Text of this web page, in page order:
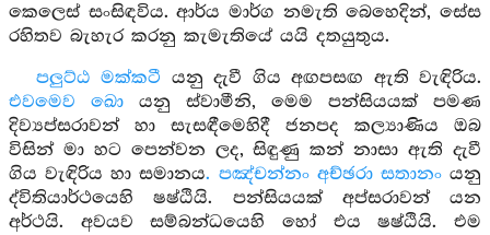
කෙලෙස් සංසිඳවිය. ආර්ය මාර්ග නමැති බෙහෙදින්, සේස
රහිතව බැහැර කරනු කැමැතියේ යයි දතයුතුය.
පලුට්ඨ මක්කටී යනු දැවී ගිය අඟපසඟ ඇති වැඳිරිය.
එවමෙව ඛො යනු ස්වාමීනි, මෙම පන්සියයක් පමණ
දිව්‍යප්සරාවන් හා සැසඳීමෙහිදී ජනපද කල්‍යාණිය ඔබ
විසින් මා හට පෙන්වන ලද, සිඳුණු කන් නාසා ඇති දැවී
ගිය වැඳිරිය හා සමානය. පඤ්චන්නං අච්ඡරා සතානංයනු
ද්විතියාර්ථයෙහි ෂෂ්ඨියි. පන්සියයක් අප්සරාවන් යන
අර්ථයි. අවයව සම්බන්ධයෙහි හෝ එය ෂෂ්ඨියි. එම